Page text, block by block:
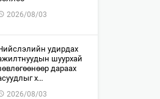
2026/08/03
удирдах
шуурхай
дараах
х…
2026/08/03